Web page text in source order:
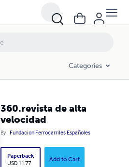
Categories
360.revista de alta
velocidad
By Fundacion Ferrocarriles Españoles
Paperback
USD 11.77
Add to Cart